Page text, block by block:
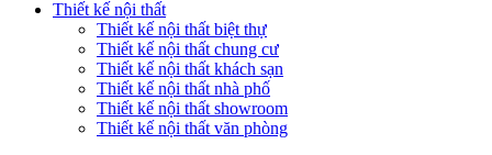
Thiết kế nội thất
Thiết kế nội thất biệt thự
Thiết kế nội thất chung cư
Thiết kế nội thất khách sạn
Thiết kế nội thất nhà phố
Thiết kế nội thất showroom
Thiết kế nội thất văn phòng